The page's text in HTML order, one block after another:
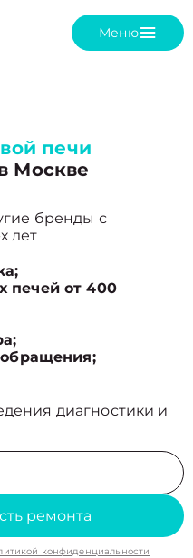
Меню
печи
Москве
бренды с
лет
печей от 400
диагностики и
ремонта
конфиденциальности